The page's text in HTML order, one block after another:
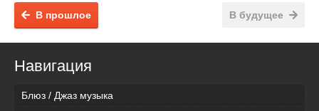
В будущее
В прошлое
Навигация
Блюз / Джаз музыка